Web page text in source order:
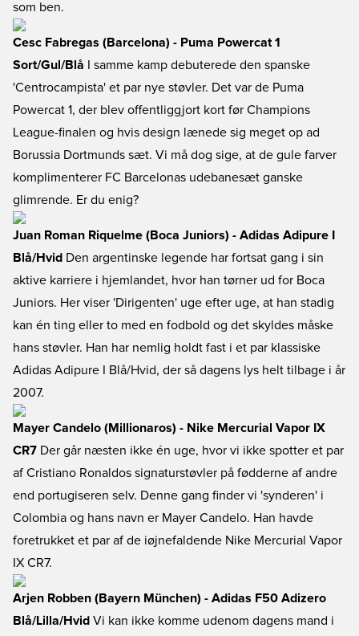
som ben.
Cesc Fabregas (Barcelona) - Puma Powercat 1
Sort/Gul/Blå I samme kamp debuterede den spanske
'Centrocampista' et par nye støvler. Det var de Puma
Powercat 1, der blev offentliggjort kort før Champions
League-finalen og hvis design lænede sig meget op ad
Borussia Dortmunds sæt. Vi må dog sige, at de gule farver
komplimenterer FC Barcelonas udebanesæt ganske
glimrende. Er du enig?
Juan Roman Riquelme (Boca Juniors) - Adidas Adipure I
Blå/Hvid Den argentinske legende har fortsat gang i sin
aktive karriere i hjemlandet, hvor han tørner ud for Boca
Juniors. Her viser 'Dirigenten' uge efter uge, at han stadig
kan én ting eller to med en fodbold og det skyldes måske
hans støvler. Han har nemlig holdt fast i et par klassiske
Adidas Adipure I Blå/Hvid, der så dagens lys helt tilbage i år
2007.
Mayer Candelo (Millionaros) - Nike Mercurial Vapor IX
CR7 Der går næsten ikke én uge, hvor vi ikke spotter et par
af Cristiano Ronaldos signaturstøvler på fødderne af andre
end portugiseren selv. Denne gang finder vi 'synderen' i
Colombia og hans navn er Mayer Candelo. Han havde
foretrukket et par af de iøjnefaldende Nike Mercurial Vapor
IX CR7.
Arjen Robben (Bayern München) - Adidas F50 Adizero
Blå/Lilla/Hvid Vi kan ikke komme udenom dagens mand i